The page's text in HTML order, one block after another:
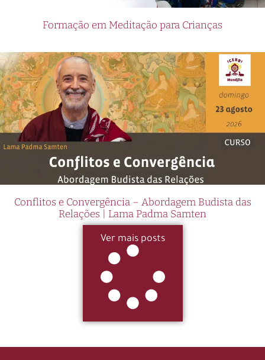
Formação em Meditação para Crianças
Conflitos e Convergência – Abordagem Budista das
Relações | Lama Padma Samten
Ver mais posts